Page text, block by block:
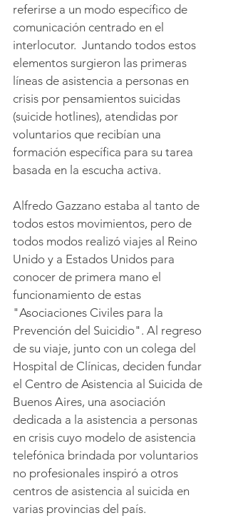
referirse a un modo específico de
comunicación centrado en el
interlocutor.  Juntando todos estos
elementos surgieron las primeras
líneas de asistencia a personas en
crisis por pensamientos suicidas
(suicide hotlines), atendidas por
voluntarios que recibían una
formación específica para su tarea
basada en la escucha activa.
Alfredo Gazzano estaba al tanto de
todos estos movimientos, pero de
todos modos realizó viajes al Reino
Unido y a Estados Unidos para
conocer de primera mano el
funcionamiento de estas
"Asociaciones Civiles para la
Prevención del Suicidio". Al regreso
de su viaje, junto con un colega del
Hospital de Clínicas, deciden fundar
el Centro de Asistencia al Suicida de
Buenos Aires, una asociación
dedicada a la asistencia a personas
en crisis cuyo modelo de asistencia
telefónica brindada por voluntarios
no profesionales inspiró a otros
centros de asistencia al suicida en
varias provincias del país.